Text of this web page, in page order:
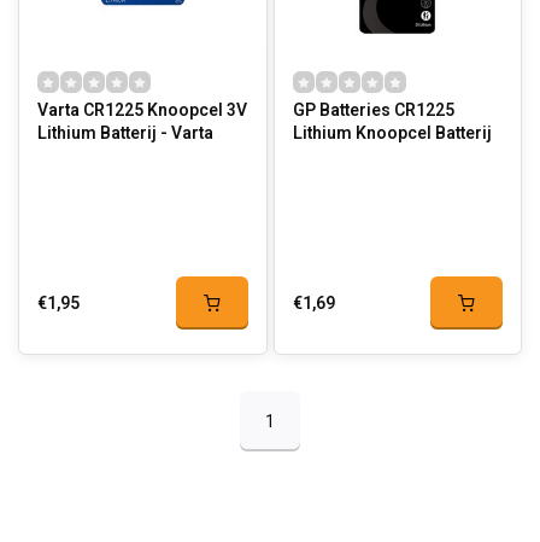
Varta CR1225 Knoopcel 3V
Lithium Batterij - Varta
€1,95
GP Batteries CR1225
Lithium Knoopcel Batterij
€1,69
1